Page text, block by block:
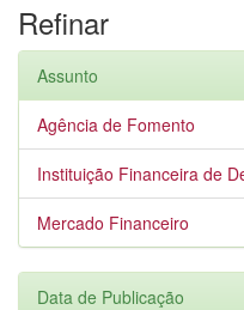
Refinar
Assunto
Agência de Fomento
Instituição Financeira de
Mercado Financeiro
Data de Publicação